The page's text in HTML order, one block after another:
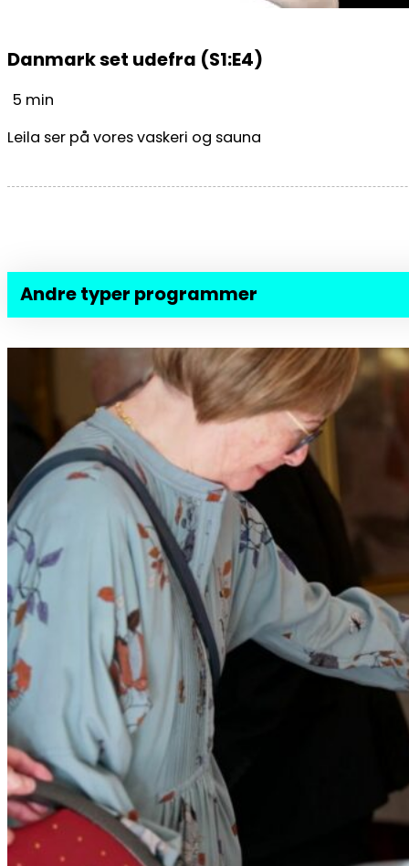
Danmark set udefra (S1:E4)
5 min
Leila ser på vores vaskeri og sauna
Andre typer programmer